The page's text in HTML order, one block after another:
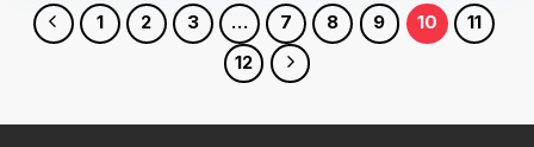
1 2 3 … 7 8 9 10
11
12